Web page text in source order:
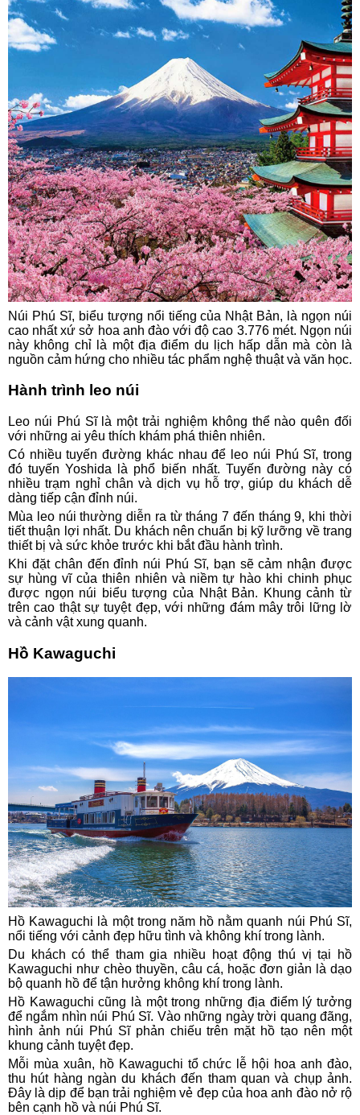
Núi Phú Sĩ, biểu tượng nổi tiếng của Nhật Bản, là ngọn núi
cao nhất xứ sở hoa anh đào với độ cao 3.776 mét. Ngọn núi
này không chỉ là một địa điểm du lịch hấp dẫn mà còn là
nguồn cảm hứng cho nhiều tác phẩm nghệ thuật và văn học.
Hành trình leo núi
Leo núi Phú Sĩ là một trải nghiệm không thể nào quên đối
với những ai yêu thích khám phá thiên nhiên.
Có nhiều tuyến đường khác nhau để leo núi Phú Sĩ, trong
đó tuyến Yoshida là phổ biến nhất. Tuyến đường này có
nhiều trạm nghỉ chân và dịch vụ hỗ trợ, giúp du khách dễ
dàng tiếp cận đỉnh núi.
Mùa leo núi thường diễn ra từ tháng 7 đến tháng 9, khi thời
tiết thuận lợi nhất. Du khách nên chuẩn bị kỹ lưỡng về trang
thiết bị và sức khỏe trước khi bắt đầu hành trình.
Khi đặt chân đến đỉnh núi Phú Sĩ, bạn sẽ cảm nhận được
sự hùng vĩ của thiên nhiên và niềm tự hào khi chinh phục
được ngọn núi biểu tượng của Nhật Bản. Khung cảnh từ
trên cao thật sự tuyệt đẹp, với những đám mây trôi lững lờ
và cảnh vật xung quanh.
Hồ Kawaguchi
Hồ Kawaguchi là một trong năm hồ nằm quanh núi Phú Sĩ,
nổi tiếng với cảnh đẹp hữu tình và không khí trong lành.
Du khách có thể tham gia nhiều hoạt động thú vị tại hồ
Kawaguchi như chèo thuyền, câu cá, hoặc đơn giản là dạo
bộ quanh hồ để tận hưởng không khí trong lành.
Hồ Kawaguchi cũng là một trong những địa điểm lý tưởng
để ngắm nhìn núi Phú Sĩ. Vào những ngày trời quang đãng,
hình ảnh núi Phú Sĩ phản chiếu trên mặt hồ tạo nên một
khung cảnh tuyệt đẹp.
Mỗi mùa xuân, hồ Kawaguchi tổ chức lễ hội hoa anh đào,
thu hút hàng ngàn du khách đến tham quan và chụp ảnh.
Đây là dịp để bạn trải nghiệm vẻ đẹp của hoa anh đào nở rộ
bên cạnh hồ và núi Phú Sĩ.